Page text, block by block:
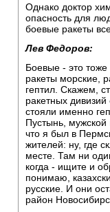
Однако доктор
опасность для
боевые ракеты
Лев Федоров:
Боевые - это тоже
ракеты морские,
гептил. Скажем,
ракетных дивизий
стояли именно
Пустынь,
что я был в
жителей: ну, где
месте. Там ни
когда - ищите и
понимаю,
русские. И они
район